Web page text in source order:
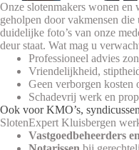
Onze slotenmakers wonen
geholpen door vakmensen
duidelijke foto’s van onze
deur staat. Wat mag u
Professioneel advies
Vriendelijkheid,
Geen verborgen kosten
Schadevrij werk en
Ook voor KMO’s,
SlotenExpert Kluisbergen
Vastgoedbeheerders